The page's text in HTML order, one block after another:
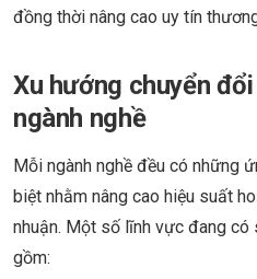
đồng thời nâng cao uy tín
Xu hướng chuyển
ngành nghề
Mỗi ngành nghề đều có những
biệt nhằm nâng cao hiệu suất
nhuận. Một số lĩnh vực đang có
gồm: